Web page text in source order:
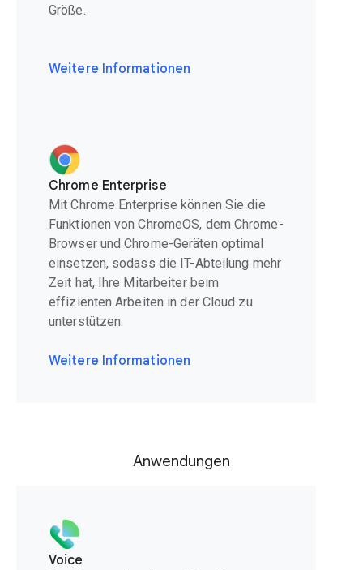
Größe.
Weitere Informationen
Chrome Enterprise
Mit Chrome Enterprise können Sie die
Funktionen von ChromeOS, dem Chrome-
Browser und Chrome-Geräten optimal
einsetzen, sodass die IT-Abteilung mehr
Zeit hat, Ihre Mitarbeiter beim
effizienten Arbeiten in der Cloud zu
unterstützen.
Weitere Informationen
Anwendungen
Voice